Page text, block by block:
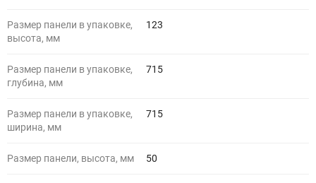
Размер панели в упаковке,
высота, мм
123
Размер панели в упаковке,
глубина, мм
715
Размер панели в упаковке,
ширина, мм
715
Размер панели, высота, мм 50